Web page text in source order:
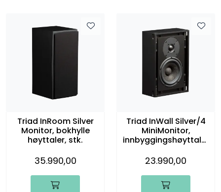
Triad InRoom Silver
Monitor, bokhylle
høyttaler, stk.
35.990,00
Triad InWall Silver/4
MiniMonitor,
innbyggingshøyttaler
23.990,00